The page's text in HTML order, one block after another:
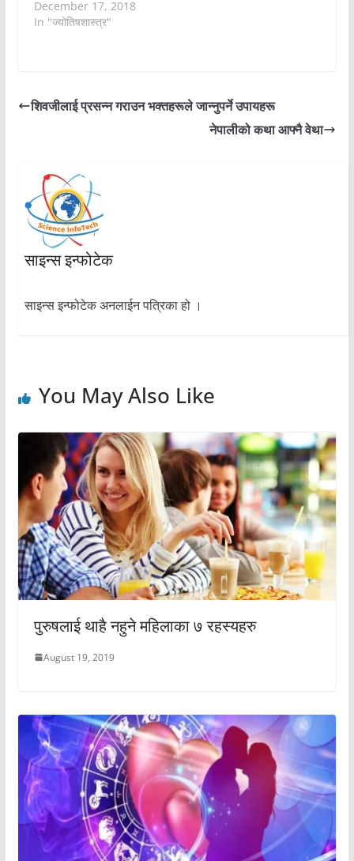
December 17, 2018
In "ज्योतिषशास्त्र"
शिवजीलाई प्रसन्न गराउन भक्तहरूले जान्नुपर्ने उपायहरू
नेपालीको कथा आफ्नै वेथा
साइन्स इन्फोटेक
साइन्स इन्फोटेक अनलाईन पत्रिका हो ।
You May Also Like
पुरुषलाई थाहै नहुने महिलाका ७ रहस्यहरु
August 19, 2019